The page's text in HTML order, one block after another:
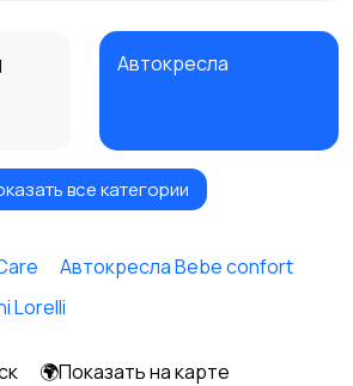
Автокресла
Коляски
все категории
Автокресла Bebe confort
Lorelli
🌍Показать на карте